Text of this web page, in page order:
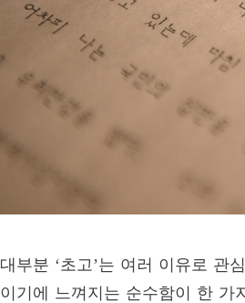
대부분 ‘초고’는 여러 이유로 관
이기에 느껴지는 순수함이 한 가